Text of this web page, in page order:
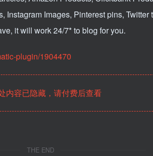
Images, Pinterest pins, Twitter
it will work 24/7* to blog for you.
plugin/1904470
内容已隐藏，请付费后查看
THE END